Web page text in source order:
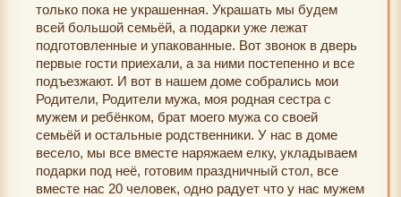
только пока не украшенная. Украшать мы будем
всей большой семьёй, а подарки уже лежат
подготовленные и упакованные. Вот звонок в дверь
первые гости приехали, а за ними постепенно и все
подъезжают. И вот в нашем доме собрались мои
Родители, Родители мужа, моя родная сестра с
мужем и ребёнком, брат моего мужа со своей
семьёй и остальные родственники. У нас в доме
весело, мы все вместе наряжаем елку, укладываем
подарки под неё, готовим праздничный стол, все
вместе нас 20 человек, одно радует что у нас мужем